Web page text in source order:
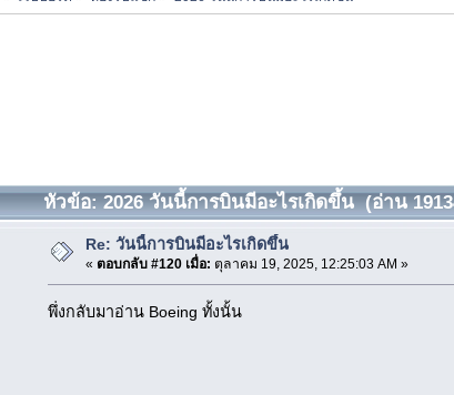
หัวข้อ: 2026 วันนี้การบินมีอะไรเกิดขึ้น (อ่าน
Re: วันนี้การบินมีอะไรเกิดขึ้น
« ตอบกลับ #120 เมื่อ: ตุลาคม 19, 2025, 12:25:03 AM »
พึ่งกลับมาอ่าน Boeing ทั้งนั้น